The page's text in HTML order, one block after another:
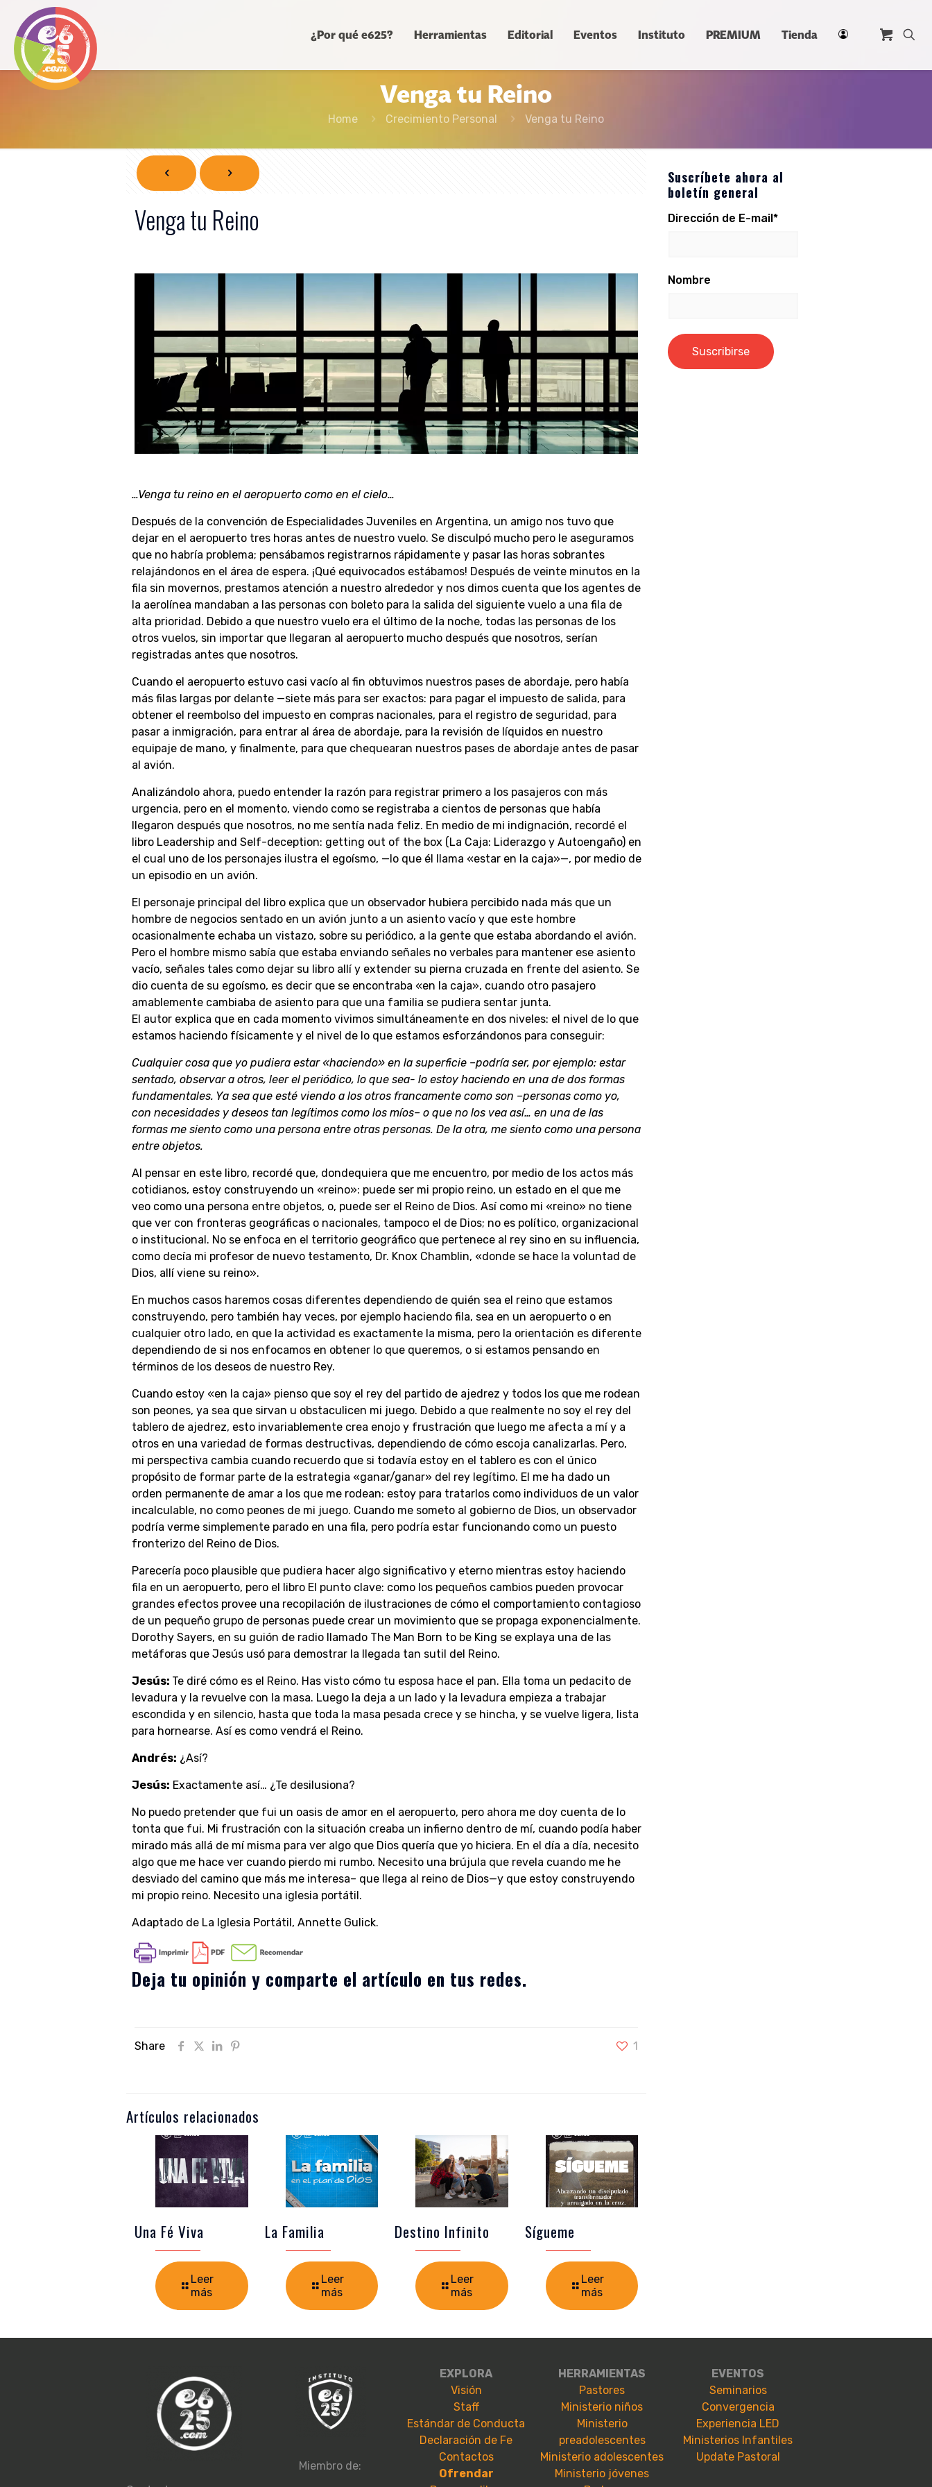
¿Por qué e625? Herramientas Editorial Eventos Instituto PREMIUM Tienda
Venga tu Reino
Home Crecimiento Personal Venga tu Reino
Venga tu Reino
…Venga tu reino en el aeropuerto como en el cielo…
Después de la convención de Especialidades Juveniles en Argentina, un amigo nos tuvo que
dejar en el aeropuerto tres horas antes de nuestro vuelo. Se disculpó mucho pero le aseguramos
que no habría problema; pensábamos registrarnos rápidamente y pasar las horas sobrantes
relajándonos en el área de espera. ¡Qué equivocados estábamos! Después de veinte minutos en la
fila sin movernos, prestamos atención a nuestro alrededor y nos dimos cuenta que los agentes de
la aerolínea mandaban a las personas con boleto para la salida del siguiente vuelo a una fila de
alta prioridad. Debido a que nuestro vuelo era el último de la noche, todas las personas de los
otros vuelos, sin importar que llegaran al aeropuerto mucho después que nosotros, serían
registradas antes que nosotros.
Cuando el aeropuerto estuvo casi vacío al fin obtuvimos nuestros pases de abordaje, pero había
más filas largas por delante —siete más para ser exactos: para pagar el impuesto de salida, para
obtener el reembolso del impuesto en compras nacionales, para el registro de seguridad, para
pasar a inmigración, para entrar al área de abordaje, para la revisión de líquidos en nuestro
equipaje de mano, y finalmente, para que chequearan nuestros pases de abordaje antes de pasar
al avión.
Analizándolo ahora, puedo entender la razón para registrar primero a los pasajeros con más
urgencia, pero en el momento, viendo como se registraba a cientos de personas que había
llegaron después que nosotros, no me sentía nada feliz. En medio de mi indignación, recordé el
libro Leadership and Self-deception: getting out of the box (La Caja: Liderazgo y Autoengaño) en
el cual uno de los personajes ilustra el egoísmo, —lo que él llama «estar en la caja»—, por medio de
un episodio en un avión.
El personaje principal del libro explica que un observador hubiera percibido nada más que un
hombre de negocios sentado en un avión junto a un asiento vacío y que este hombre
ocasionalmente echaba un vistazo, sobre su periódico, a la gente que estaba abordando el avión.
Pero el hombre mismo sabía que estaba enviando señales no verbales para mantener ese asiento
vacío, señales tales como dejar su libro allí y extender su pierna cruzada en frente del asiento. Se
dio cuenta de su egoísmo, es decir que se encontraba «en la caja», cuando otro pasajero
amablemente cambiaba de asiento para que una familia se pudiera sentar junta.
El autor explica que en cada momento vivimos simultáneamente en dos niveles: el nivel de lo que
estamos haciendo físicamente y el nivel de lo que estamos esforzándonos para conseguir:
Cualquier cosa que yo pudiera estar «haciendo» en la superficie –podría ser, por ejemplo: estar
sentado, observar a otros, leer el periódico, lo que sea- lo estoy haciendo en una de dos formas
fundamentales. Ya sea que esté viendo a los otros francamente como son –personas como yo,
con necesidades y deseos tan legítimos como los míos– o que no los vea así… en una de las
formas me siento como una persona entre otras personas. De la otra, me siento como una persona
entre objetos.
Al pensar en este libro, recordé que, dondequiera que me encuentro, por medio de los actos más
cotidianos, estoy construyendo un «reino»: puede ser mi propio reino, un estado en el que me
veo como una persona entre objetos, o, puede ser el Reino de Dios. Así como mi «reino» no tiene
que ver con fronteras geográficas o nacionales, tampoco el de Dios; no es político, organizacional
o institucional. No se enfoca en el territorio geográfico que pertenece al rey sino en su influencia,
como decía mi profesor de nuevo testamento, Dr. Knox Chamblin, «donde se hace la voluntad de
Dios, allí viene su reino».
En muchos casos haremos cosas diferentes dependiendo de quién sea el reino que estamos
construyendo, pero también hay veces, por ejemplo haciendo fila, sea en un aeropuerto o en
cualquier otro lado, en que la actividad es exactamente la misma, pero la orientación es diferente
dependiendo de si nos enfocamos en obtener lo que queremos, o si estamos pensando en
términos de los deseos de nuestro Rey.
Cuando estoy «en la caja» pienso que soy el rey del partido de ajedrez y todos los que me rodean
son peones, ya sea que sirvan u obstaculicen mi juego. Debido a que realmente no soy el rey del
tablero de ajedrez, esto invariablemente crea enojo y frustración que luego me afecta a mí y a
otros en una variedad de formas destructivas, dependiendo de cómo escoja canalizarlas. Pero,
mi perspectiva cambia cuando recuerdo que si todavía estoy en el tablero es con el único
propósito de formar parte de la estrategia «ganar/ganar» del rey legítimo. El me ha dado un
orden permanente de amar a los que me rodean: estoy para tratarlos como individuos de un valor
incalculable, no como peones de mi juego. Cuando me someto al gobierno de Dios, un observador
podría verme simplemente parado en una fila, pero podría estar funcionando como un puesto
fronterizo del Reino de Dios.
Parecería poco plausible que pudiera hacer algo significativo y eterno mientras estoy haciendo
fila en un aeropuerto, pero el libro El punto clave: como los pequeños cambios pueden provocar
grandes efectos provee una recopilación de ilustraciones de cómo el comportamiento contagioso
de un pequeño grupo de personas puede crear un movimiento que se propaga exponencialmente.
Dorothy Sayers, en su guión de radio llamado The Man Born to be King se explaya una de las
metáforas que Jesús usó para demostrar la llegada tan sutil del Reino.
Jesús: Te diré cómo es el Reino. Has visto cómo tu esposa hace el pan. Ella toma un pedacito de
levadura y la revuelve con la masa. Luego la deja a un lado y la levadura empieza a trabajar
escondida y en silencio, hasta que toda la masa pesada crece y se hincha, y se vuelve ligera, lista
para hornearse. Así es como vendrá el Reino.
Andrés: ¿Así?
Jesús: Exactamente así… ¿Te desilusiona?
No puedo pretender que fui un oasis de amor en el aeropuerto, pero ahora me doy cuenta de lo
tonta que fui. Mi frustración con la situación creaba un infierno dentro de mí, cuando podía haber
mirado más allá de mí misma para ver algo que Dios quería que yo hiciera. En el día a día, necesito
algo que me hace ver cuando pierdo mi rumbo. Necesito una brújula que revela cuando me he
desviado del camino que más me interesa– que llega al reino de Dios—y que estoy construyendo
mi propio reino. Necesito una iglesia portátil.
Adaptado de La Iglesia Portátil, Annette Gulick.
Deja tu opinión y comparte el artículo en tus redes.
Share 1
Artículos relacionados
Una Fé Viva
Leer
más
La Familia
Leer
más
Destino Infinito
Leer
más
Sígueme
Leer
más
Suscríbete ahora al
boletín general
Dirección de E-mail*
Nombre
Miembro de:
EXPLORA
Visión
Staff
Estándar de Conducta
Declaración de Fe
Contactos
Ofrendar
HERRAMIENTAS
Pastores
Ministerio niños
Ministerio
preadolescentes
Ministerio adolescentes
Ministerio jóvenes
EVENTOS
Seminarios
Convergencia
Experiencia LED
Ministerios Infantiles
Update Pastoral